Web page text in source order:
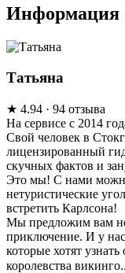
Информация
Татьяна
★ 4.94 · 94 отзыва
На сервисе с 2014
Свой человек в
лицензированный
скучных фактов и
Это мы! С нами
нетуристические
встретить Карлсона!
Мы предложим вам не
приключение. И у нас
которые хотят
королевства